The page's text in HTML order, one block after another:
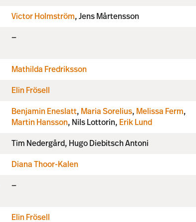
Victor Holmström, Jens Mårtensson
—
Mathilda Fredriksson
Elin Frösell
Benjamin Eneslatt, Maria Sorelius, Melissa Ferm,
Martin Hansson, Nils Lottorin, Erik Lund
Tim Nedergård, Hugo Diebitsch Antoni
Diana Thoor-Kalen
—
Elin Frösell